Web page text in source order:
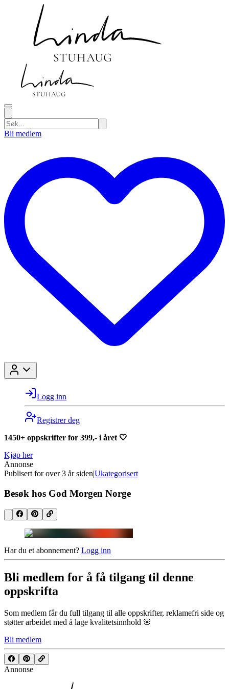
Bli medlem
Logg inn
Registrer deg
1450+ oppskrifter for 399,- i året 🤍
Kjøp her
Annonse
Publisert for over 3 år siden|Ukategorisert
Besøk hos God Morgen Norge
Har du et abonnement? Logg inn
Bli medlem for å få tilgang til denne
oppskrifta
Som medlem får du full tilgang til alle oppskrifter, reklamefri side og
støtter arbeidet med å lage kvalitetsinnhold 🌸
Bli medlem
Annonse